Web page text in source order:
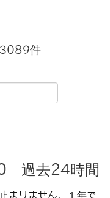
3089件
過去24時間
まりません。１年で